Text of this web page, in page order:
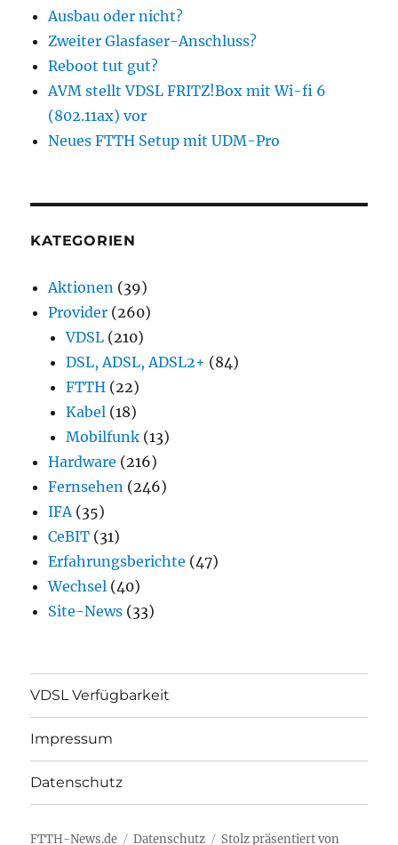
Ausbau oder nicht?
Zweiter Glasfaser-Anschluss?
Reboot tut gut?
AVM stellt VDSL FRITZ!Box mit Wi-fi 6
(802.11ax) vor
Neues FTTH Setup mit UDM-Pro
KATEGORIEN
Aktionen (39)
Provider (260)
VDSL (210)
DSL, ADSL, ADSL2+ (84)
FTTH (22)
Kabel (18)
Mobilfunk (13)
Hardware (216)
Fernsehen (246)
IFA (35)
CeBIT (31)
Erfahrungsberichte (47)
Wechsel (40)
Site-News (33)
VDSL Verfügbarkeit
Impressum
Datenschutz
FTTH-News.de Datenschutz Stolz präsentiert von